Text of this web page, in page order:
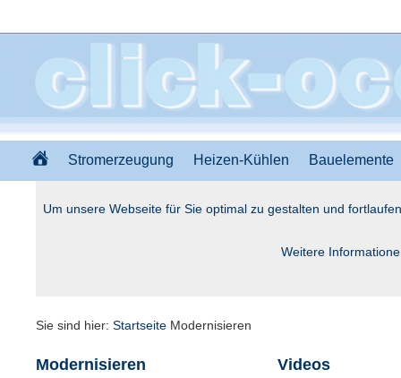
Stromerzeugung Heizen-Kühlen Bauelemente
Um unsere Webseite für Sie optimal zu gestalten und
Weitere
Sie sind hier: Startseite Modernisieren
Modernisieren
Videos